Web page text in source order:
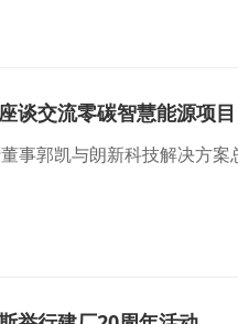
谈交流零碳智慧能源项目
事郭凯与朗新科技解决方